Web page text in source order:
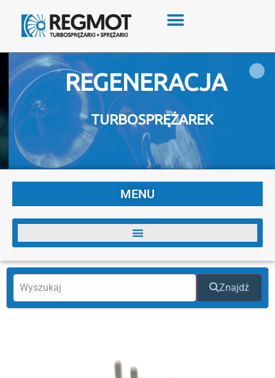
REGENERACJA
TURBOSPRĘŻAREK
MENU
Znajdź